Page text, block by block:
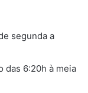
segunda a
das 6:20h à meia